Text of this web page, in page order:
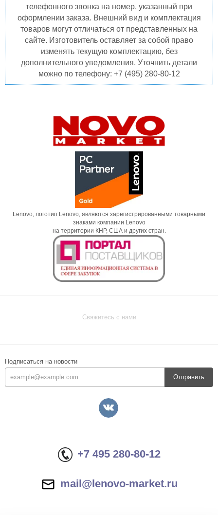
телефонного звонка на номер, указанный при
оформлении заказа. Внешний вид и комплектация
товаров могут отличаться от представленных на
сайте. Изготовитель оставляет за собой право
изменять текущую комплектацию, без
дополнительного уведомления. Уточнить детали
можно по телефону: +7 (495) 280-80-12
Lenovo, логотип Lenovo, являются зарегистрированными товарными
знаками компании Lenovo
на территории КНР, США и других стран.
Свяжитесь с нами
Подписаться на новости
Отправить
+7 495 280-80-12
mail@lenovo-market.ru